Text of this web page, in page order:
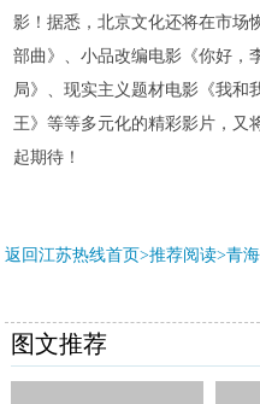
影！据悉，北京文化还将在市场
部曲》、小品改编电影《你好，
局》、现实主义题材电影《我和
王》等等多元化的精彩影片，又
起期待！
返回江苏热线首页>推荐阅读>青
图文推荐